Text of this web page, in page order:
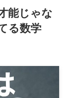
能じゃな
る数学